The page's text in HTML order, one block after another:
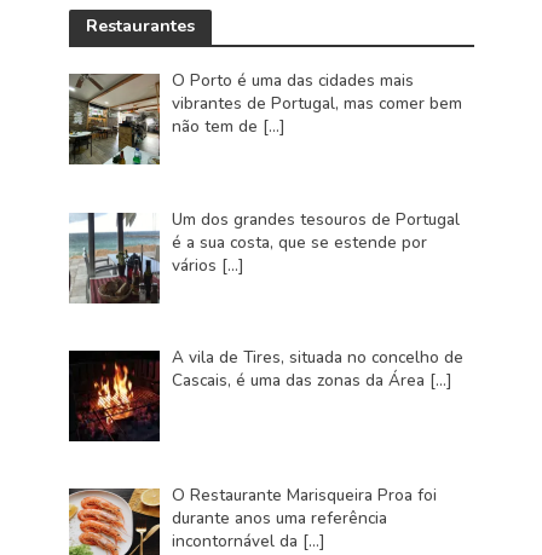
Restaurantes
O Porto é uma das cidades mais
vibrantes de Portugal, mas comer bem
não tem de […]
Um dos grandes tesouros de Portugal
é a sua costa, que se estende por
vários […]
A vila de Tires, situada no concelho de
Cascais, é uma das zonas da Área […]
O Restaurante Marisqueira Proa foi
durante anos uma referência
incontornável da […]